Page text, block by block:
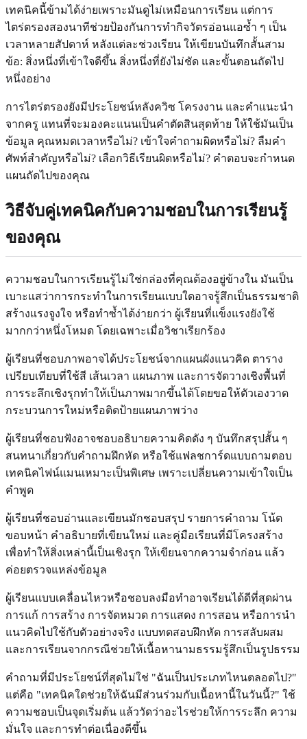
เทคนิคนี้ข้ามได้ง่ายเพราะมันดูไม่เหมือนการเรียน แต่การ
ไตร่ตรองสองนาทีช่วยป้องกันการทำกิจวัตรอ่อนแอซ้ำ ๆ เป็น
เวลาหลายสัปดาห์ หลังแต่ละช่วงเรียน ให้เขียนบันทึกสั้นสาม
ข้อ: สิ่งหนึ่งที่เข้าใจดีขึ้น สิ่งหนึ่งที่ยังไม่ชัด และขั้นตอนถัดไป
หนึ่งอย่าง
การไตร่ตรองยังมีประโยชน์หลังควิซ โครงงาน และคำแนะนำ
จากครู แทนที่จะมองคะแนนเป็นคำตัดสินสุดท้าย ให้ใช้มันเป็น
ข้อมูล คุณหมดเวลาหรือไม่? เข้าใจคำถามผิดหรือไม่? ลืมคำ
ศัพท์สำคัญหรือไม่? เลือกวิธีเรียนผิดหรือไม่? คำตอบจะกำหนด
แผนถัดไปของคุณ
วิธีจับคู่เทคนิคกับความชอบในการเรียนรู้
ของคุณ
ความชอบในการเรียนรู้ไม่ใช่กล่องที่คุณต้องอยู่ข้างใน มันเป็น
เบาะแสว่าการกระทำในการเรียนแบบใดอาจรู้สึกเป็นธรรมชาติ
สร้างแรงจูงใจ หรือทำซ้ำได้ง่ายกว่า ผู้เรียนที่แข็งแรงยังใช้
มากกว่าหนึ่งโหมด โดยเฉพาะเมื่อวิชาเรียกร้อง
ผู้เรียนที่ชอบภาพอาจได้ประโยชน์จากแผนผังแนวคิด ตาราง
เปรียบเทียบที่ใช้สี เส้นเวลา แผนภาพ และการจัดวางเชิงพื้นที่
การระลึกเชิงรุกทำให้เป็นภาพมากขึ้นได้โดยขอให้ตัวเองวาด
กระบวนการใหม่หรือติดป้ายแผนภาพว่าง
ผู้เรียนที่ชอบฟังอาจชอบอธิบายความคิดดัง ๆ บันทึกสรุปสั้น ๆ
สนทนาเกี่ยวกับคำถามฝึกหัด หรือใช้แฟลชการ์ดแบบถามตอบ
เทคนิคไฟน์แมนเหมาะเป็นพิเศษ เพราะเปลี่ยนความเข้าใจเป็น
คำพูด
ผู้เรียนที่ชอบอ่านและเขียนมักชอบสรุป รายการคำถาม โน้ต
ขอบหน้า คำอธิบายที่เขียนใหม่ และคู่มือเรียนที่มีโครงสร้าง
เพื่อทำให้สิ่งเหล่านี้เป็นเชิงรุก ให้เขียนจากความจำก่อน แล้ว
ค่อยตรวจแหล่งข้อมูล
ผู้เรียนแบบเคลื่อนไหวหรือชอบลงมือทำอาจเรียนได้ดีที่สุดผ่าน
การแก้ การสร้าง การจัดหมวด การแสดง การสอน หรือการนำ
แนวคิดไปใช้กับตัวอย่างจริง แบบทดสอบฝึกหัด การสลับผสม
และการเรียนจากกรณีช่วยให้เนื้อหานามธรรมรู้สึกเป็นรูปธรรม
คำถามที่มีประโยชน์ที่สุดไม่ใช่ "ฉันเป็นประเภทไหนตลอดไป?"
แต่คือ "เทคนิคใดช่วยให้ฉันมีส่วนร่วมกับเนื้อหานี้ในวันนี้?" ใช้
ความชอบเป็นจุดเริ่มต้น แล้ววัดว่าอะไรช่วยให้การระลึก ความ
มั่นใจ และการทำต่อเนื่องดีขึ้น